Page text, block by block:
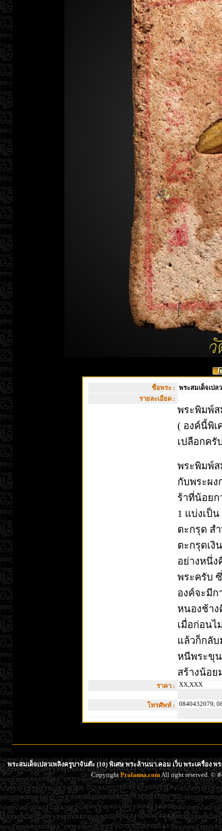
ชื่อพระ : พระสมเด็จเปล
รายละเอียด :
พระพิมพ์ส
( องค์นี้พิเ
เปลือกครั
พระพิมพ์ส
กับพระผง
ร้าที่น้อย
1 แบ่งเป็
ตะกรุด ส
ตะกรุดเงิ
อย่างหนึ่ง
พระครับ
องค์จะมีก
หนองช้า
เมื่อก่อน
แล้วก็กลั
หนีพระขุ
สร้างน้อ
ราคา : XX,XXX
โทรศัพท์ : 0840432079,
พระสมเด็จเปลวเพลิงครูบาจันต๊ะ (10) พิเศษ พระล้านนา.คอม เว็บ พระเครื่อง
CopyrightPralanna.comAll right reserved. ©